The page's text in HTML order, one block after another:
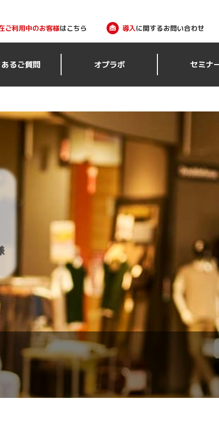
ご利用中のお客様はこちら 導入に関するお問い合わせ
るご質問 オプラボ セミナ